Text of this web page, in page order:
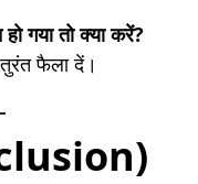
गया तो क्या करें?
फैला दें।